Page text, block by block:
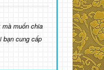
mà muốn chia
bạn cung cấp